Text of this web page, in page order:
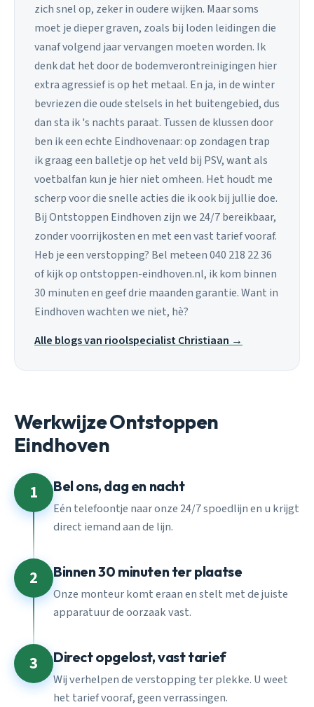
zich snel op, zeker in oudere wijken. Maar soms
moet je dieper graven, zoals bij loden leidingen die
vanaf volgend jaar vervangen moeten worden. Ik
denk dat het door de bodemverontreinigingen hier
extra agressief is op het metaal. En ja, in de winter
bevriezen die oude stelsels in het buitengebied, dus
dan sta ik 's nachts paraat. Tussen de klussen door
ben ik een echte Eindhovenaar: op zondagen trap
ik graag een balletje op het veld bij PSV, want als
voetbalfan kun je hier niet omheen. Het houdt me
scherp voor die snelle acties die ik ook bij jullie doe.
Bij Ontstoppen Eindhoven zijn we 24/7 bereikbaar,
zonder voorrijkosten en met een vast tarief vooraf.
Heb je een verstopping? Bel meteen 040 218 22 36
of kijk op ontstoppen-eindhoven.nl, ik kom binnen
30 minuten en geef drie maanden garantie. Want in
Eindhoven wachten we niet, hè?
Alle blogs van rioolspecialist Christiaan →
Werkwijze Ontstoppen
Eindhoven
1 Bel ons, dag en nacht
Eén telefoontje naar onze 24/7 spoedlijn en u krijgt
direct iemand aan de lijn.
2 Binnen 30 minuten ter plaatse
Onze monteur komt eraan en stelt met de juiste
apparatuur de oorzaak vast.
3 Direct opgelost, vast tarief
Wij verhelpen de verstopping ter plekke. U weet
het tarief vooraf, geen verrassingen.